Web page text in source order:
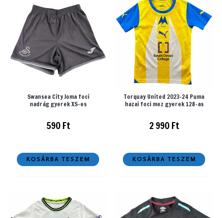
Swansea City Joma foci
nadrág gyerek XS-es
590Ft
KOSÁRBA TESZEM
Torquay United 2023-24 Puma
hazai foci mez gyerek 128-as
2 990Ft
KOSÁRBA TESZEM